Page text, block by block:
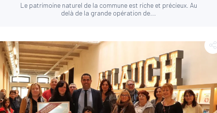
Le patrimoine naturel de la commune est riche et précieux. Au
delà de la grande opération de...